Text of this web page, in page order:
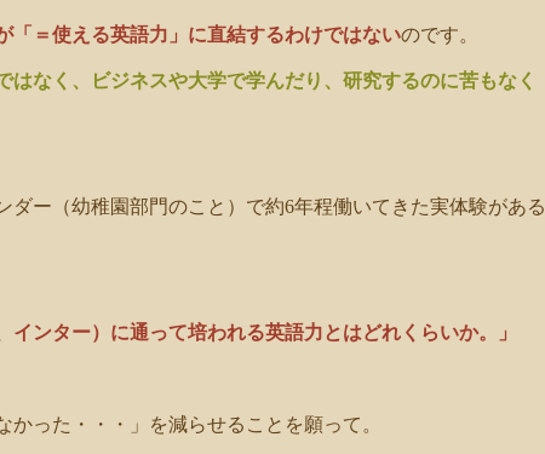
「＝使える英語力」に直結するわけではないのです。
なく、ビジネスや大学で学んだり、研究するのに苦もなく
ー（幼稚園部門のこと）で約6年程働いてきた実体験がある
インター）に通って培われる英語力とはどれくらいか。」
った・・・」を減らせることを願って。